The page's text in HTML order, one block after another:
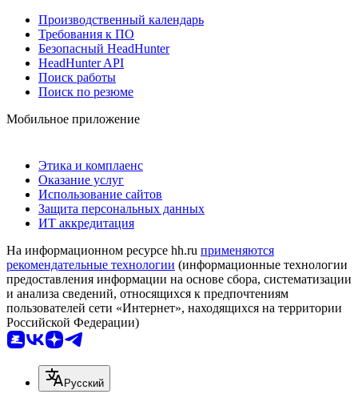
Производственный календарь
Требования к ПО
Безопасный HeadHunter
HeadHunter API
Поиск работы
Поиск по резюме
Мобильное приложение
Этика и комплаенс
Оказание услуг
Использование сайтов
Защита персональных данных
ИТ аккредитация
На информационном ресурсе hh.ru применяются
рекомендательные технологии (информационные технологии
предоставления информации на основе сбора, систематизации
и анализа сведений, относящихся к предпочтениям
пользователей сети «Интернет», находящихся на территории
Российской Федерации)
Русский